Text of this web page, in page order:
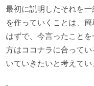
最初に説明したそれを
を作っていくことは、
はずで、今言ったこと
方はココナラに合って
いていきたいと考えてい